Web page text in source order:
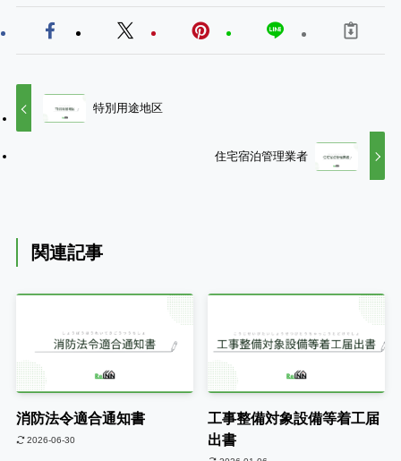
特別用途地区
住宅宿泊管理業者
関連記事
消防法令適合通知書
2026-06-30
工事整備対象設備等着工届
出書